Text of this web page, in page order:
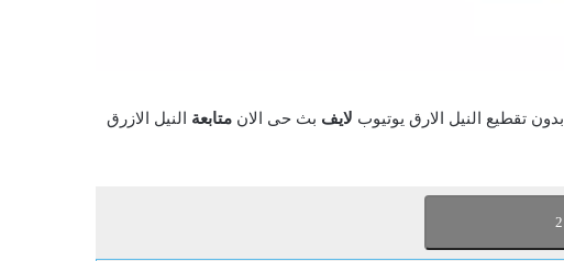
بدون تقطيع النيل الارق يوتيوب لايف بث حى الان متابعة النيل الازرق